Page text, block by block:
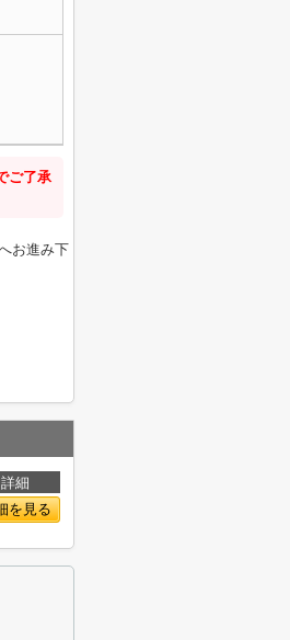
ご了承
お進み下
詳細
を見る